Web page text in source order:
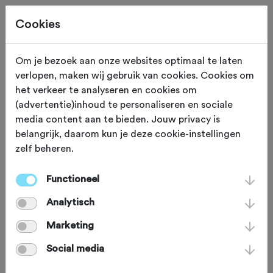
TOERTOCHTEN Gewijzigd op 21 juni 2021
De Langste Dag
Challenge voor op je
bucketlist
Officieel valt de langste dag van het
jaar rond 21 juni. Nu moet iedereen op
maandag werken en zag organisator
Cookies
Om je bezoek aan onze websites optimaal te laten
verlopen, maken wij gebruik van cookies. Cookies om
het verkeer te analyseren en cookies om
(advertentie)inhoud te personaliseren en sociale
media content aan te bieden. Jouw privacy is
belangrijk, daarom kun je deze cookie-instellingen
zelf beheren.
Functioneel
Analytisch
Marketing
Social media